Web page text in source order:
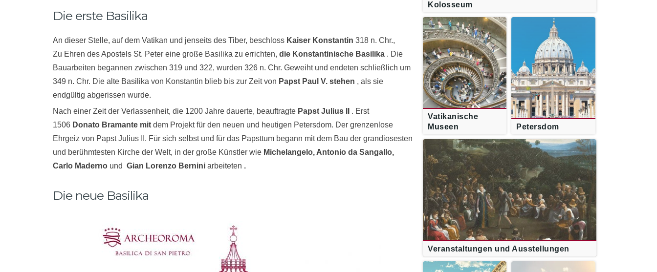
Die erste Basilika
An dieser Stelle, auf dem Vatikan und jenseits des Tiber, beschloss Kaiser Konstantin 318 n. Chr.,
Zu Ehren des Apostels St. Peter eine große Basilika zu errichten, die Konstantinische Basilika . Die
Bauarbeiten begannen zwischen 319 und 322, wurden 326 n. Chr. Geweiht und endeten schließlich um
349 n. Chr. Die alte Basilika von Konstantin blieb bis zur Zeit von Papst Paul V. stehen , als sie
endgültig abgerissen wurde.
Nach einer Zeit der Verlassenheit, die 1200 Jahre dauerte, beauftragte Papst Julius II
. Erst
1506 Donato Bramante mit dem Projekt für den neuen und heutigen Petersdom. Der grenzenlose
Ehrgeiz von Papst Julius II. Für sich selbst und für das Papsttum begann mit dem Bau der grandiosesten
und berühmtesten Kirche der Welt, in der große Künstler wie Michelangelo, Antonio da Sangallo,
Carlo Maderno und Gian Lorenzo Bernini arbeiteten .
Die neue Basilika
Kolosseum
Vatikanische
Museen
Petersdom
Veranstaltungen und Ausstellungen